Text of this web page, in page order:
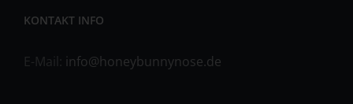
KONTAKT INFO
E-Mail: info@honeybunnynose.de
Empfänger ist eine natürliche oder juristische Person,